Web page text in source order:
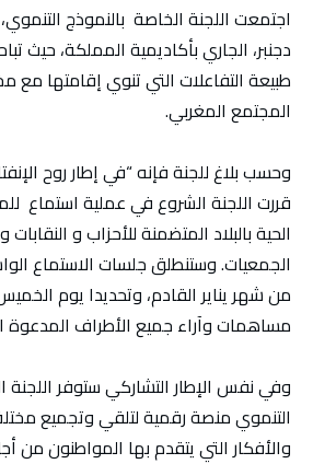
دجنبر، الجاري بأكاديمية المملكة، حيث
طبيعة التفاعلات التي تنوي إقامتها مع
المجتمع المغربي.
وحسب بلاغ للجنة فإنه “في إطار روح
قررت اللجنة الشروع في عملية استماع
الحية بالبلاد المتضمنة للأحزاب و
الجمعيات. وستنطلق جلسات الاستماع
مساهمات وآراء جميع الأطراف المدعوة
وفي نفس الإطار التشاركي ستوفر اللجنة
التنموي منصة رقمية لتلقي وتجميع
والأفكار التي يتقدم بها المواطنون من